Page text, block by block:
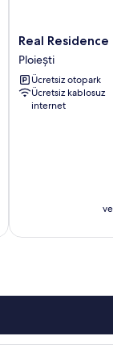
Real
Residence
Resort
Ploiești
Real Residence
Ploiești
Ücretsiz otopark
Ücretsiz kablosuz
internet